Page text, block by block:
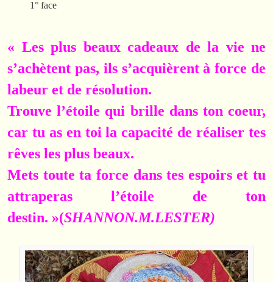
1° face
« Les plus beaux cadeaux de la vie ne
s’achètent pas, ils s’acquièrent à force de
labeur et de résolution.
Trouve l’étoile qui brille dans ton coeur,
car tu as en toi la capacité de réaliser tes
rêves les plus beaux.
Mets toute ta force dans tes espoirs et tu
attraperas l’étoile de ton
destin. »(SHANNON.M.LESTER)